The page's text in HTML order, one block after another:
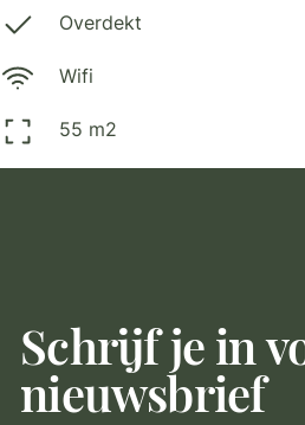
Overdekt
Wifi
55 m2
Schrijf je in
nieuwsbrief